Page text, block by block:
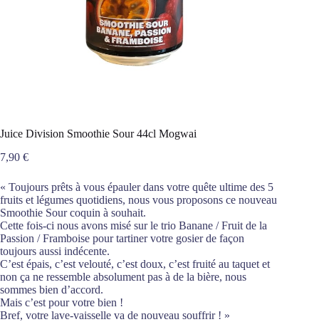
Juice Division Smoothie Sour 44cl Mogwai
7,90 €
« Toujours prêts à vous épauler dans votre quête ultime des 5
fruits et légumes quotidiens, nous vous proposons ce nouveau
Smoothie Sour coquin à souhait.
Cette fois-ci nous avons misé sur le trio Banane / Fruit de la
Passion / Framboise pour tartiner votre gosier de façon
toujours aussi indécente.
C’est épais, c’est velouté, c’est doux, c’est fruité au taquet et
non ça ne ressemble absolument pas à de la bière, nous
sommes bien d’accord.
Mais c’est pour votre bien !
Bref, votre lave-vaisselle va de nouveau souffrir ! »